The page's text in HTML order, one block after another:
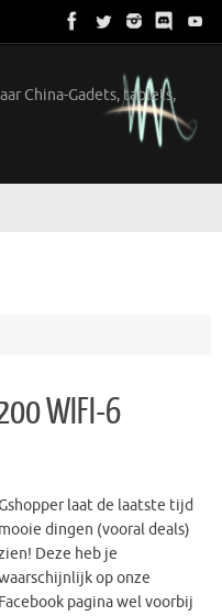
China-Gadets, tablets,
WIFI-6
laat de laatste tijd
mooie dingen (vooral deals)
Deze heb je
op onze
Facebook pagina wel voorbij